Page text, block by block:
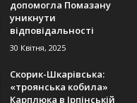
допомогла Помазану
уникнути
відповідальності
30 Квітня, 2025
Скорик-Шкарівська:
«троянська кобила»
Карплюка в Ірпінській